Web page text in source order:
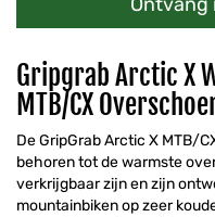
Gripgrab Arctic X
MTB/CX
De GripGrab Arctic X MTB/
behoren tot de warmste
verkrijgbaar zijn en zijn
mountainbiken op zeer